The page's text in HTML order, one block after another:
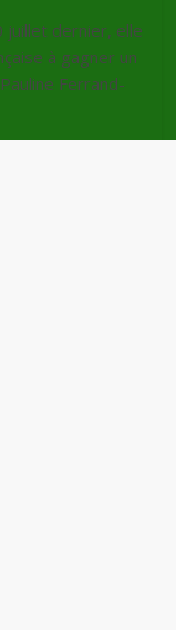
juillet dernier, elle
à gagner un
Ferrand-